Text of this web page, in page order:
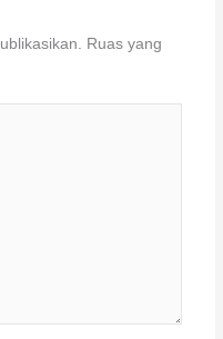
Ruas yang